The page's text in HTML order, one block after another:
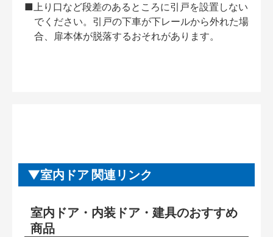
■上り口など段差のあるところに引戸を設置しない
でください。引戸の下車が下レールから外れた場
合、扉本体が脱落するおそれがあります。
室内ドア 関連リンク
室内ドア・内装ドア・建具のおすすめ
商品